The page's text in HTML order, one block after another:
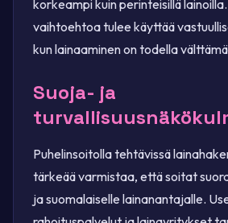
korkeampi kuin perinteisillä
vaihtoehtoa tulee käyttää
kun lainaaminen on todella
Suoja- ja
Puhelinsoitolla tehtävissä
tärkeää varmistaa, että soitat
ja suomalaiselle lainanantajalle.